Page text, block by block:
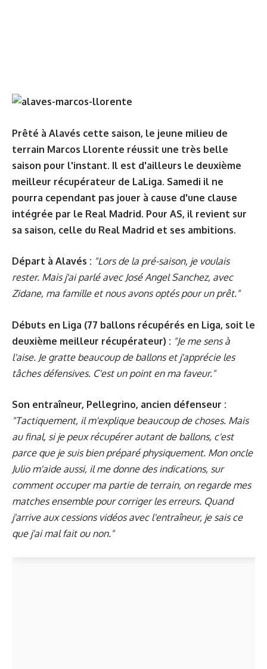
Prêté à Alavés cette saison, le jeune milieu de
terrain Marcos Llorente réussit une très belle
saison pour l'instant. Il est d'ailleurs le deuxième
meilleur récupérateur de LaLiga. Samedi il ne
pourra cependant pas jouer à cause d'une clause
intégrée par le Real Madrid. Pour AS, il revient sur
sa saison, celle du Real Madrid et ses ambitions.
Départ à Alavés : "Lors de la pré-saison, je voulais
rester. Mais j'ai parlé avec José Angel Sanchez, avec
Zidane, ma famille et nous avons optés pour un prêt."
Débuts en Liga (77 ballons récupérés en Liga, soit le
deuxième meilleur récupérateur) : "Je me sens à
l'aise. Je gratte beaucoup de ballons et j'apprécie les
tâches défensives. C'est un point en ma faveur."
Son entraîneur, Pellegrino, ancien défenseur :
"Tactiquement, il m'explique beaucoup de choses. Mais
au final, si je peux récupérer autant de ballons, c'est
parce que je suis bien préparé physiquement. Mon oncle
Julio m'aide aussi, il me donne des indications, sur
comment occuper ma partie de terrain, on regarde mes
matches ensemble pour corriger les erreurs. Quand
j'arrive aux cessions vidéos avec l'entraîneur, je sais ce
que j'ai mal fait ou non."